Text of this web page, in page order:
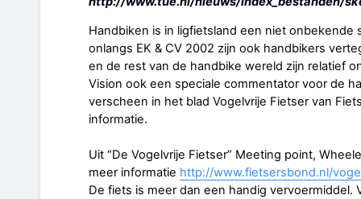
Handbiken is in ligfietsland een niet onbekende
onlangs EK & CV 2002 zijn ook handbikers
en de rest van de handbike wereld zijn relatief
Vision ook een speciale commentator voor de
verscheen in het blad Vogelvrije Fietser van
informatie.
Uit “De Vogelvrije Fietser” Meeting point,
meer informatie http://www.fietsersbond.nl/
De fiets is meer dan een handig vervoermiddel.